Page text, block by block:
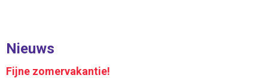
Nieuws
Fijne zomervakantie!